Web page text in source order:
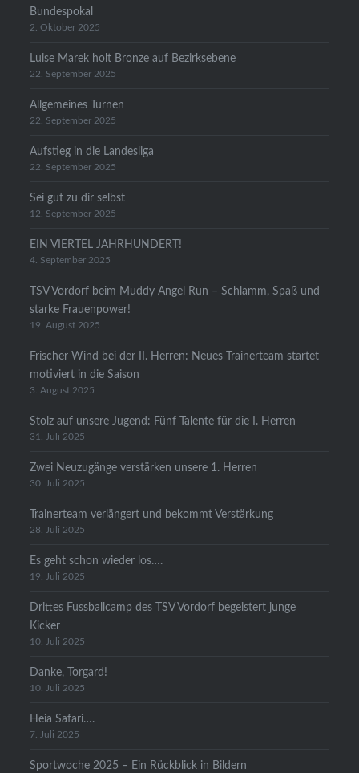
Bundespokal
2. Oktober 2025
Luise Marek holt Bronze auf Bezirksebene
22. September 2025
Allgemeines Turnen
22. September 2025
Aufstieg in die Landesliga
22. September 2025
Sei gut zu dir selbst
12. September 2025
EIN VIERTEL JAHRHUNDERT!
4. September 2025
TSV Vordorf beim Muddy Angel Run – Schlamm, Spaß und
starke Frauenpower!
19. August 2025
Frischer Wind bei der II. Herren: Neues Trainerteam startet
motiviert in die Saison
3. August 2025
Stolz auf unsere Jugend: Fünf Talente für die I. Herren
31. Juli 2025
Zwei Neuzugänge verstärken unsere 1. Herren
30. Juli 2025
Trainerteam verlängert und bekommt Verstärkung
28. Juli 2025
Es geht schon wieder los….
19. Juli 2025
Drittes Fussballcamp des TSV Vordorf begeistert junge
Kicker
10. Juli 2025
Danke, Torgard!
10. Juli 2025
Heia Safari….
7. Juli 2025
Sportwoche 2025 – Ein Rückblick in Bildern